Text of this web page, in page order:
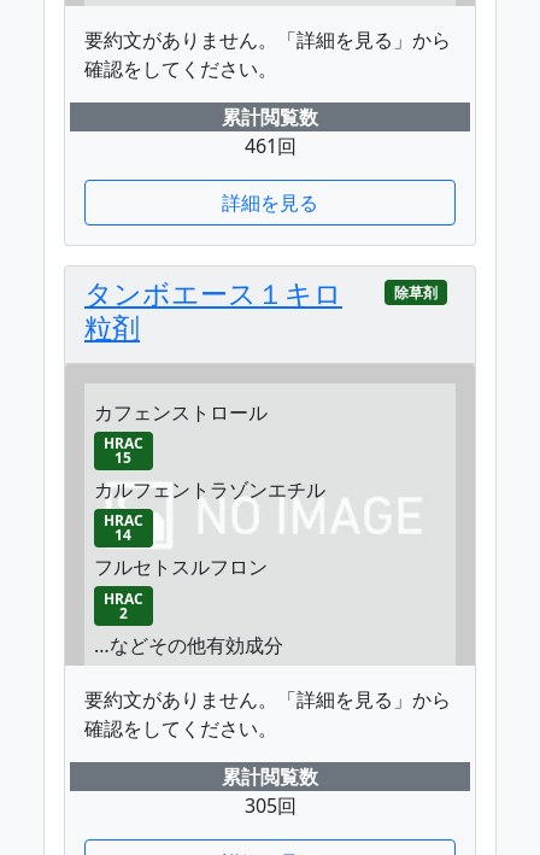
要約文がありません。「詳細を見る」から
確認をしてください。
累計閲覧数
461回
詳細を見る
タンボエース１キロ
粒剤
除草剤
カフェンストロール
HRAC
15
カルフェントラゾンエチル
HRAC
14
フルセトスルフロン
HRAC
2
…などその他有効成分
要約文がありません。「詳細を見る」から
確認をしてください。
累計閲覧数
305回